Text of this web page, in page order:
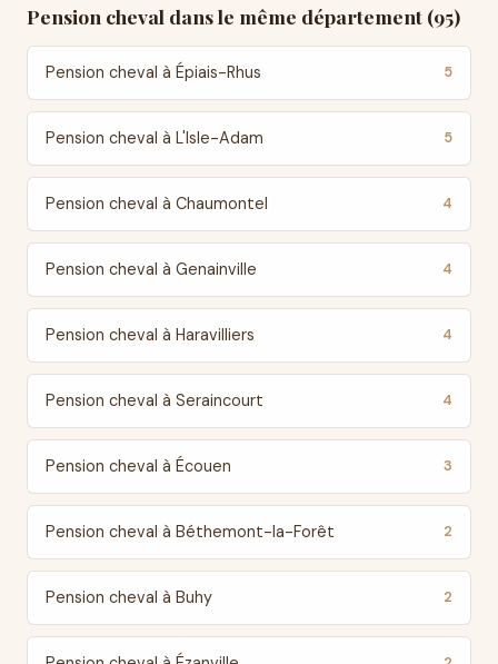
Pension cheval dans le même département (95)
Pension cheval à Épiais-Rhus 5
Pension cheval à L'Isle-Adam 5
Pension cheval à Chaumontel 4
Pension cheval à Genainville 4
Pension cheval à Haravilliers 4
Pension cheval à Seraincourt 4
Pension cheval à Écouen 3
Pension cheval à Béthemont-la-Forêt 2
Pension cheval à Buhy 2